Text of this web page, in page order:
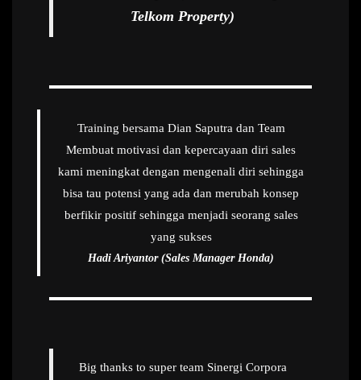
Telkom Property)
Training bersama Dian Saputra dan Team
Membuat motivasi dan kepercayaan diri sales
kami meningkat dengan mengenali diri sehingga
bisa tau potensi yang ada dan merubah konsep
berfikir positif sehingga menjadi seorang sales
yang sukses
Hadi Ariyantor (Sales Manager Honda)
Big thanks to super team Sinergi Corpora